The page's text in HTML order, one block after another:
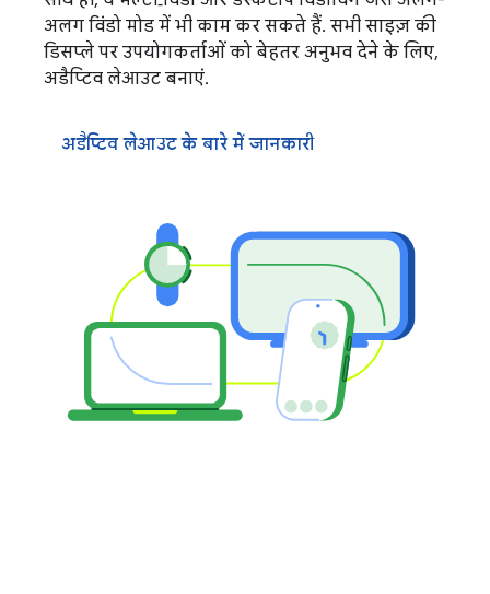
अलग विंडो मोड में भी काम कर सकते हैं. सभी साइज़ की
डिसप्ले पर उपयोगकर्ताओं को बेहतर अनुभव देने के लिए,
अडैप्टिव लेआउट बनाएं.
अडैप्टिव लेआउट के बारे में जानकारी